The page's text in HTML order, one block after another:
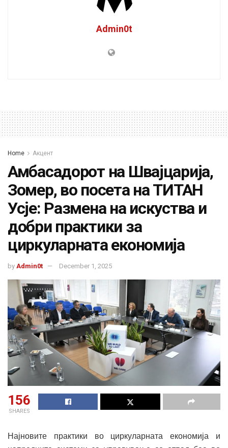
Admin0t
Home Акцент
Амбасадорот на Швајцарија,
Зомер, во посета на ТИТАН
Усје: Размена на искуства и
добри практики за
циркуларната економија
by Admin0t December 1, 2025
156
SHARES
Најновите практики во циркуларната економија и